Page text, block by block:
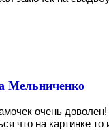
Мельниченко
очень
что на картинке то